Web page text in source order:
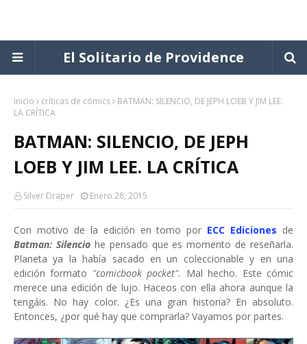
El Solitario de Providence
Inicio críticas de cómics
BATMAN: SILENCIO, DE JEPH LOEB Y JIM LEE.
LA CRÍTICA
BATMAN: SILENCIO, DE JEPH
LOEB Y JIM LEE. LA CRÍTICA
Silver Draper Enero 28, 2015
Con motivo de la edición en tomo por ECC Ediciones de
Batman: Silenciohe pensado que es momento de reseñarla.
Planeta ya la había sacado en un coleccionable y en una
edición formato "comicbook pocket". Mal hecho. Este cómic
merece una edición de lujo. Haceos con ella ahora aunque la
tengáis. No hay color. ¿Es una gran historia? En absoluto.
Entonces, ¿por qué hay que comprarla? Vayamos por partes.